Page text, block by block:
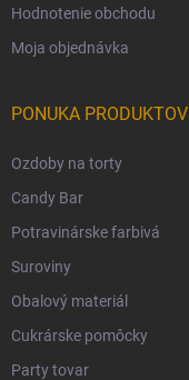
Hodnotenie obchodu
Moja objednávka
PONUKA PRODUKTOV
Ozdoby na torty
Candy Bar
Potravinárske farbivá
Suroviny
Obalový materiál
Cukrárske pomôcky
Party tovar